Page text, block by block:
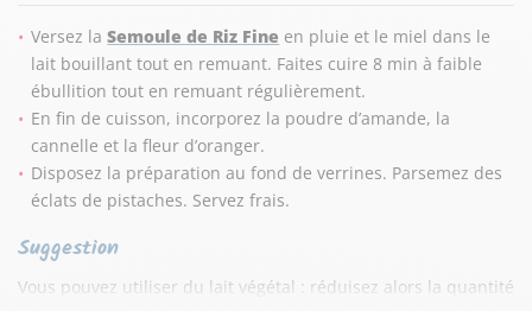
Versez laSemoule de Riz Fine en pluie et le miel dans le
lait bouillant tout en remuant. Faites cuire 8 min à faible
ébullition tout en remuant régulièrement.
En fin de cuisson, incorporez la poudre d’amande, la
cannelle et la fleur d’oranger.
Disposez la préparation au fond de verrines. Parsemez des
éclats de pistaches. Servez frais.
Suggestion
Vous pouvez utiliser du lait végétal : réduisez alors la quantité